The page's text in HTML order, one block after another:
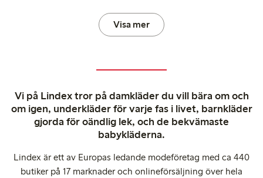
Visa mer
Vi på Lindex tror på damkläder du vill bära om och
om igen, underkläder för varje fas i livet, barnkläder
gjorda för oändlig lek, och de bekvämaste
babykläderna.
Lindex är ett av Europas ledande modeföretag med ca 440
butiker på 17 marknader och onlineförsäljning över hela